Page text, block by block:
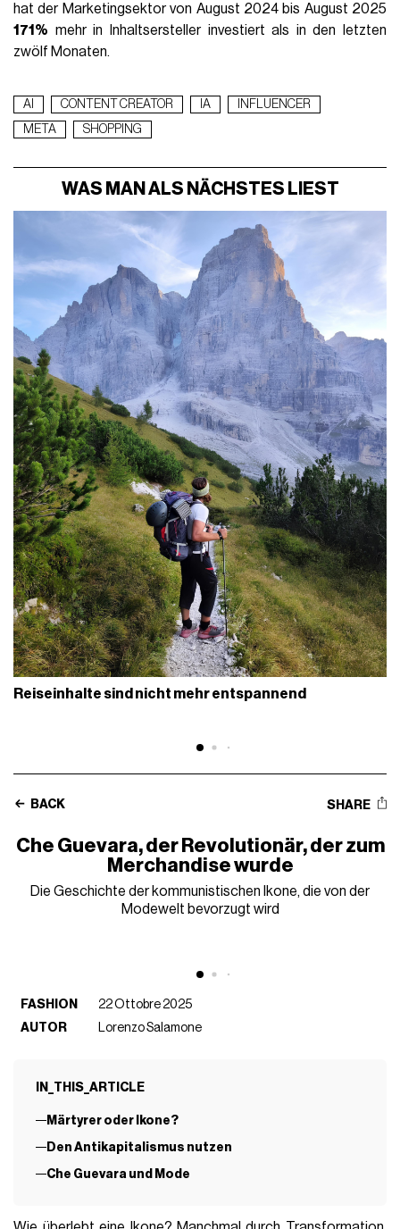
hat der Marketingsektor von August 2024 bis August 2025
171% mehr in Inhaltsersteller investiert als in den letzten
zwölf Monaten.
AI CONTENT CREATOR IA
INFLUENCER
META
SHOPPING
WAS MAN ALS NÄCHSTES LIEST
Reiseinhalte sind nicht mehr entspannend
BACK SHARE
Che Guevara, der Revolutionär, der zum
Merchandise wurde
Die Geschichte der kommunistischen Ikone, die von der
Modewelt bevorzugt wird